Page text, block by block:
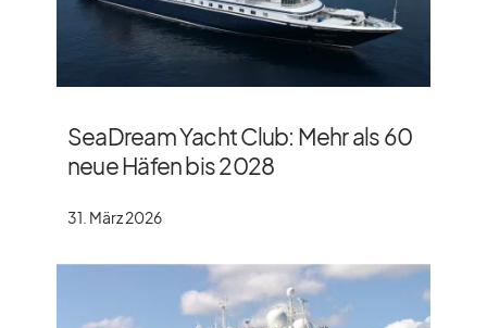
SeaDream Yacht Club: Mehr als 60
neue Häfen bis 2028
31. März 2026